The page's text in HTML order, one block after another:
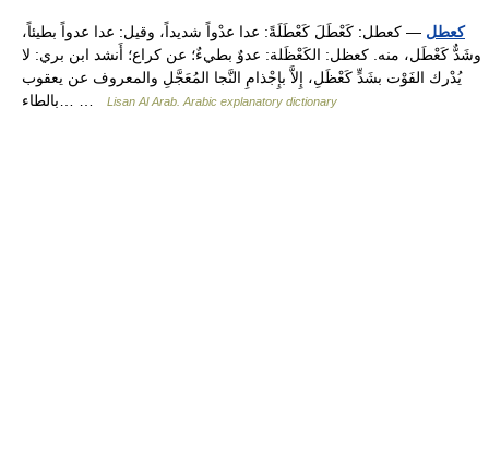
كعطل — كعطل: كَعْطَلَ كَعْطَلَةً: عدا عدْواً شديداً، وقيل: عدا عدواً بطيئاً،
وشَدٌّ كَعْطَل، منه. كعظل: الكَعْظَلة: عدوٌ بطيءٌ؛ عن كراع؛ أَنشد ابن بري: لا
يُدْرك الفَوْت بشَدٍّ كَعْظَلِ، إِلاَّ بإِجْذامِ النَّجا المُعَجَّلِ والمعروف عن يعقوب
Lisan Al Arab. Arabic explanatory dictionary